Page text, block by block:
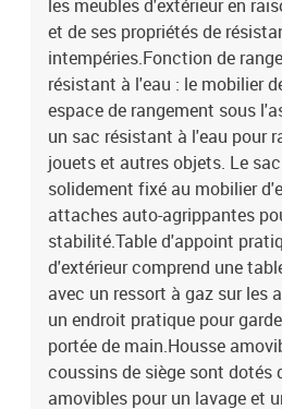
polyester)Matériau de remplissage du
mousseMatériau de remplissage du
cotonDimensions du coussin de siège :
é)Dimensions du coussin de dossier :
livraison contient :1 x table de jardin1
accoudoir en rotin comprenant une
sac résistant à l'eau1 x siège central
rangement avec un sac résistant à
accoudoir en acacia comprenant une
un sac résistant à l'eau5 x coussin de
avec housse amovible et lavable
les meubles d'extérieur en
et de ses propriétés de
intempéries.Fonction de
résistant à l'eau : le mobilier
espace de rangement sous
un sac résistant à l'eau pour
jouets et autres objets. Le
solidement fixé au mobilier
attaches auto-agrippantes
stabilité.Table d'appoint
d'extérieur comprend une
avec un ressort à gaz sur les
un endroit pratique pour
portée de main.Housse
coussins de siège sont dotés
amovibles pour un lavage et